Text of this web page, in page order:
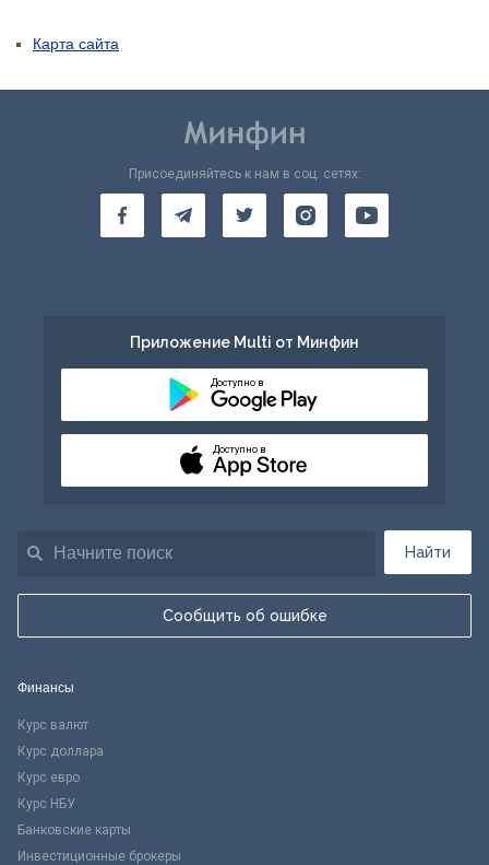
Карта сайта
Найти
Сообщить об ошибке
Присоединяйтесь к нам в соц. сетях:
Приложение Multi от Минфин
Доступно в
Доступно в
Финансы
Курс валют
Курс доллара
Курс евро
Курс НБУ
Банковские карты
Инвестиционные брокеры